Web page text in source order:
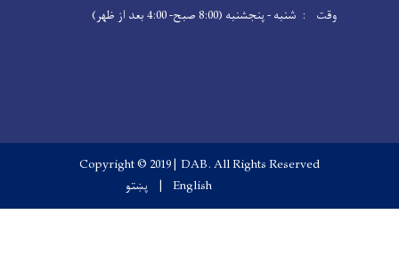
Copyright © 2019 |